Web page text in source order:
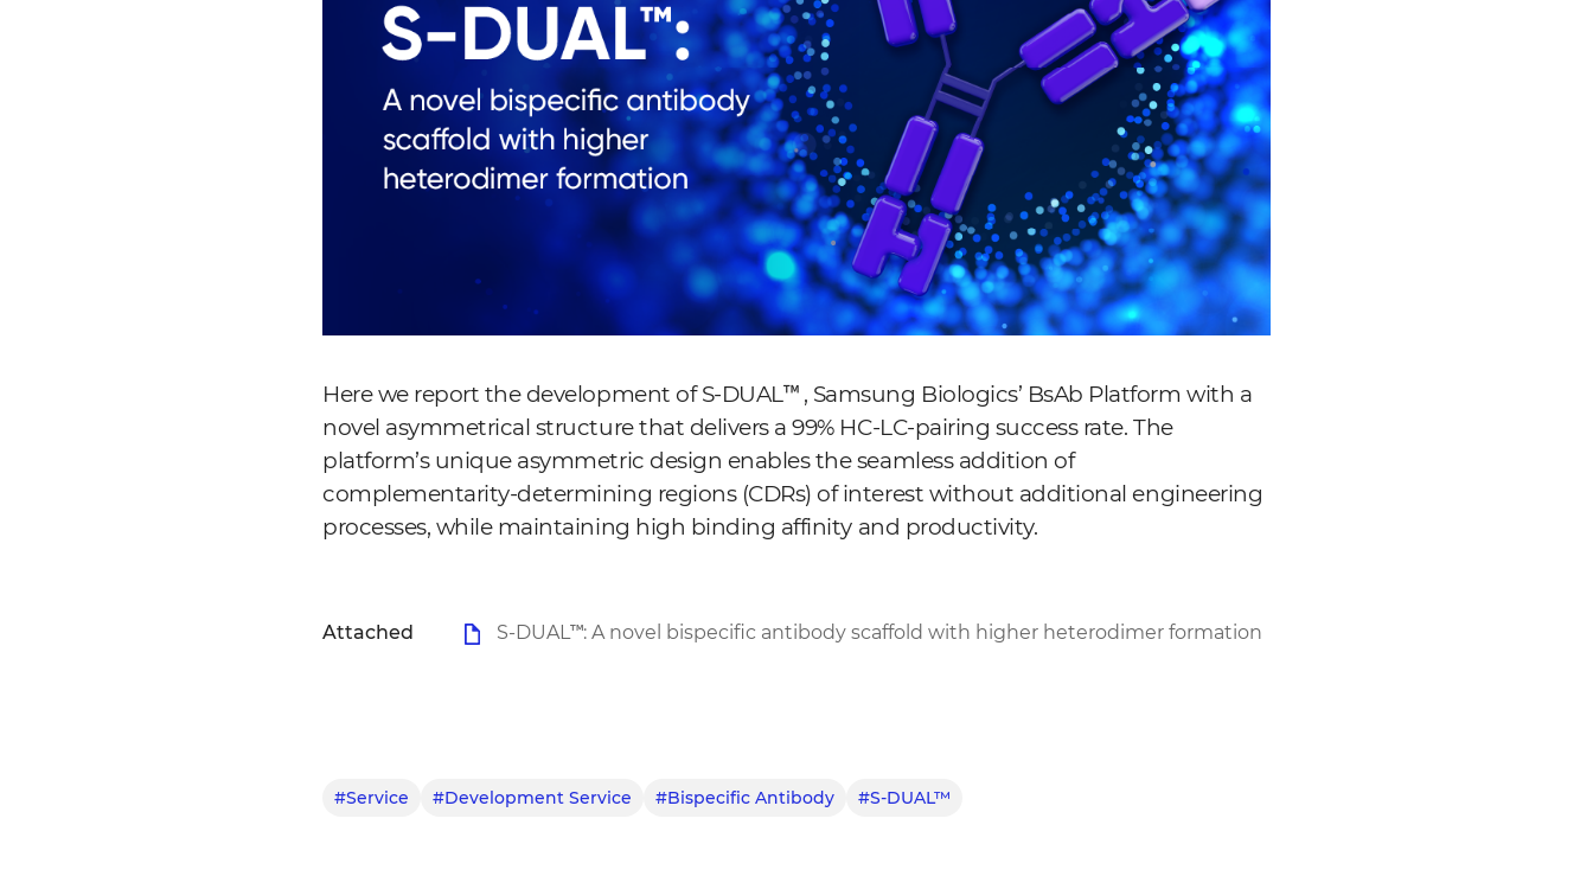
Here we report the development of S-DUAL™ , Samsung Biologics’ BsAb Platform with a
novel asymmetrical structure that delivers a 99% HC-LC-pairing success rate. The
platform’s unique asymmetric design enables the seamless addition of
complementarity-determining regions (CDRs) of interest without additional engineering
processes, while maintaining high binding affinity and productivity.
Attached S-DUAL™: A novel bispecific antibody scaffold with higher heterodimer formation
#Service #Development Service #Bispecific Antibody #S-DUAL™